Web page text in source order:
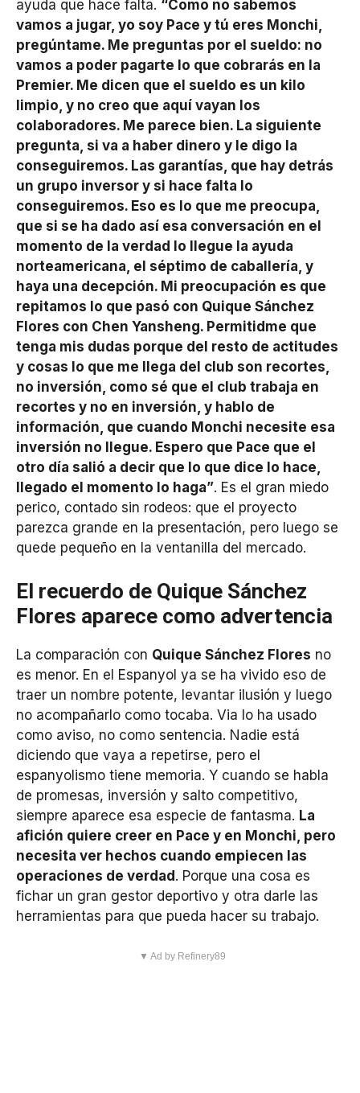
ayuda que hace falta. “Como no sabemos
vamos a jugar, yo soy Pace y tú eres Monchi,
pregúntame. Me preguntas por el sueldo: no
vamos a poder pagarte lo que cobrarás en la
Premier. Me dicen que el sueldo es un kilo
limpio, y no creo que aquí vayan los
colaboradores. Me parece bien. La siguiente
pregunta, si va a haber dinero y le digo la
conseguiremos. Las garantías, que hay detrás
un grupo inversor y si hace falta lo
conseguiremos. Eso es lo que me preocupa,
que si se ha dado así esa conversación en el
momento de la verdad lo llegue la ayuda
norteamericana, el séptimo de caballería, y
haya una decepción. Mi preocupación es que
repitamos lo que pasó con Quique Sánchez
Flores con Chen Yansheng. Permitidme que
tenga mis dudas porque del resto de actitudes
y cosas lo que me llega del club son recortes,
no inversión, como sé que el club trabaja en
recortes y no en inversión, y hablo de
información, que cuando Monchi necesite esa
inversión no llegue. Espero que Pace que el
otro día salió a decir que lo que dice lo hace,
llegado el momento lo haga”. Es el gran miedo
perico, contado sin rodeos: que el proyecto
parezca grande en la presentación, pero luego se
quede pequeño en la ventanilla del mercado.
El recuerdo de Quique Sánchez
Flores aparece como advertencia
La comparación con Quique Sánchez Flores no
es menor. En el Espanyol ya se ha vivido eso de
traer un nombre potente, levantar ilusión y luego
no acompañarlo como tocaba. Via lo ha usado
como aviso, no como sentencia. Nadie está
diciendo que vaya a repetirse, pero el
espanyolismo tiene memoria. Y cuando se habla
de promesas, inversión y salto competitivo,
siempre aparece esa especie de fantasma. La
afición quiere creer en Pace y en Monchi, pero
necesita ver hechos cuando empiecen las
operaciones de verdad. Porque una cosa es
fichar un gran gestor deportivo y otra darle las
herramientas para que pueda hacer su trabajo.
▼ Ad by Refinery89